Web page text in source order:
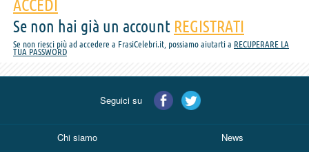
ACCEDI
Se non hai già un account REGISTRATI
Se non riesci più ad accedere a FrasiCelebri.it, possiamo aiutarti a RECUPERARE LA
TUA PASSWORD
Seguici su
Chi siamo News